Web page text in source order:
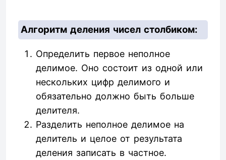
Алгоритм деления чисел столбиком:
Определить первое неполное
делимое. Оно состоит из одной или
нескольких цифр делимого и
обязательно должно быть больше
делителя.
Разделить неполное делимое на
делитель и целое от результата
деления записать в частное.